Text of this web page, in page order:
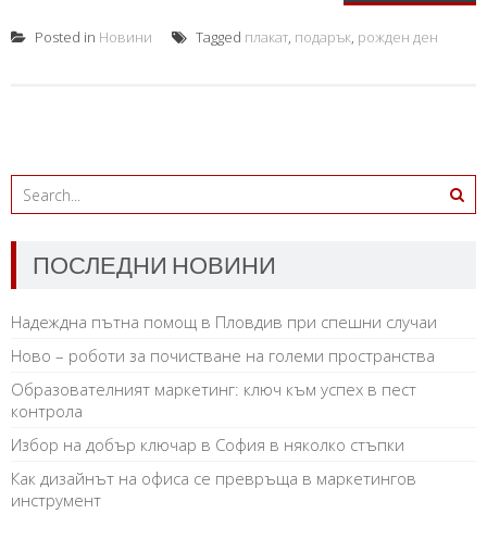
Posted in Новини Tagged плакат, подарък, рожден ден
ПОСЛЕДНИ НОВИНИ
Надеждна пътна помощ в Пловдив при спешни случаи
Ново – роботи за почистване на големи пространства
Образователният маркетинг: ключ към успех в пест
контрола
Избор на добър ключар в София в няколко стъпки
Как дизайнът на офиса се превръща в маркетингов
инструмент